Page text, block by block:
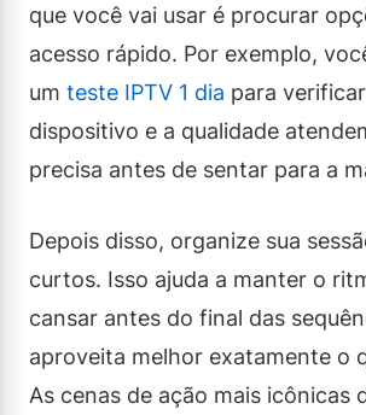
que você vai usar é procurar
acesso rápido. Por exemplo,
um teste IPTV 1 dia para
dispositivo e a qualidade
precisa antes de sentar para a
Depois disso, organize sua
curtos. Isso ajuda a manter o
cansar antes do final das
aproveita melhor exatamente o
As cenas de ação mais icônicas